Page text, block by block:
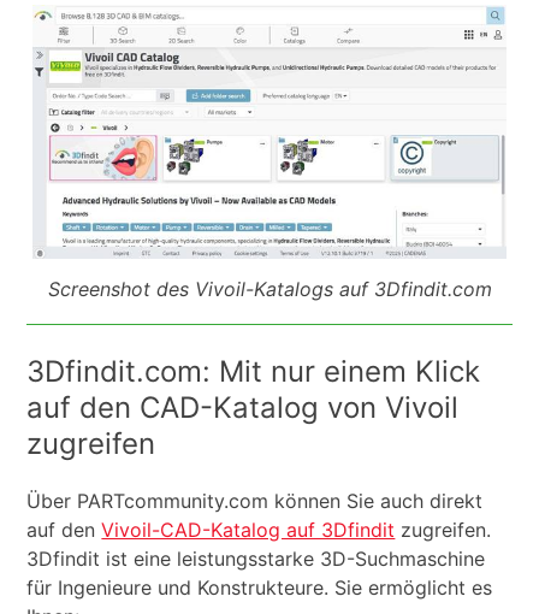
Screenshot des Vivoil-Katalogs auf 3Dfindit.com
3Dfindit.com: Mit nur einem Klick
auf den CAD-Katalog von Vivoil
zugreifen
Über PARTcommunity.com können Sie auch direkt
auf denVivoil-CAD-Katalog auf 3Dfindit zugreifen.
3Dfindit ist eine leistungsstarke 3D-Suchmaschine
für Ingenieure und Konstrukteure. Sie ermöglicht es